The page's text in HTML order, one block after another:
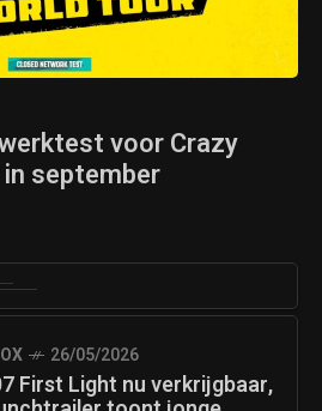
voor Crazy
september
26/05/2026
First Light nu verkrijgbaar,